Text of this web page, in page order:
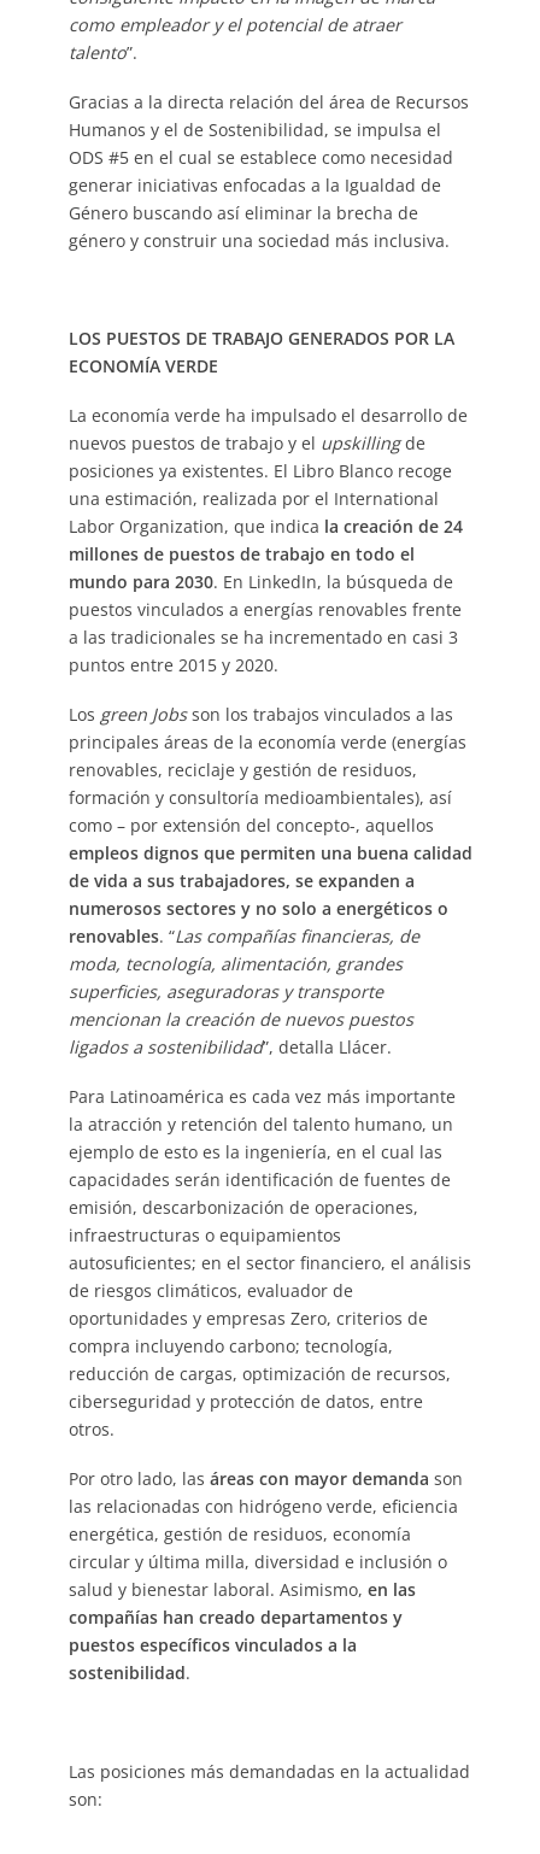
como empleador y el potencial de atraer
talento”.
Gracias a la directa relación del área de Recursos
Humanos y el de Sostenibilidad, se impulsa el
ODS #5 en el cual se establece como necesidad
generar iniciativas enfocadas a la Igualdad de
Género buscando así eliminar la brecha de
género y construir una sociedad más inclusiva.
LOS PUESTOS DE TRABAJO GENERADOS POR LA
ECONOMÍA VERDE
La economía verde ha impulsado el desarrollo de
nuevos puestos de trabajo y el upskillingde
posiciones ya existentes. El Libro Blanco recoge
una estimación, realizada por el International
Labor Organization, que indica la creación de 24
millones de puestos de trabajo en todo el
mundo para 2030. En LinkedIn, la búsqueda de
puestos vinculados a energías renovables frente
a las tradicionales se ha incrementado en casi 3
puntos entre 2015 y 2020.
Los green Jobsson los trabajos vinculados a las
principales áreas de la economía verde (energías
renovables, reciclaje y gestión de residuos,
formación y consultoría medioambientales), así
como – por extensión del concepto-, aquellos
empleos dignos que permiten una buena calidad
de vida a sus trabajadores, se expanden a
numerosos sectores y no solo a energéticos o
renovables. “Las compañías financieras, de
moda, tecnología, alimentación, grandes
superficies, aseguradoras y transporte
mencionan la creación de nuevos puestos
ligados a sostenibilidad”, detalla Llácer.
Para Latinoamérica es cada vez más importante
la atracción y retención del talento humano, un
ejemplo de esto es la ingeniería, en el cual las
capacidades serán identificación de fuentes de
emisión, descarbonización de operaciones,
infraestructuras o equipamientos
autosuficientes; en el sector financiero, el análisis
de riesgos climáticos, evaluador de
oportunidades y empresas Zero, criterios de
compra incluyendo carbono; tecnología,
reducción de cargas, optimización de recursos,
ciberseguridad y protección de datos, entre
otros.
Por otro lado, las áreas con mayor demanda son
las relacionadas con hidrógeno verde, eficiencia
energética, gestión de residuos, economía
circular y última milla, diversidad e inclusión o
salud y bienestar laboral. Asimismo, en las
compañías han creado departamentos y
puestos específicos vinculados a la
sostenibilidad.
Las posiciones más demandadas en la actualidad
son: